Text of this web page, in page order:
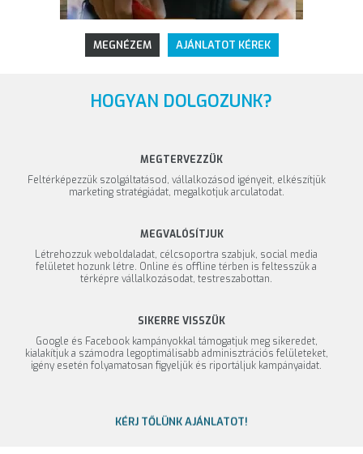
MEGNÉZEM AJÁNLATOT KÉREK
HOGYAN DOLGOZUNK?
MEGTERVEZZÜK
Feltérképezzük szolgáltatásod, vállalkozásod igényeit, elkészítjük
marketing stratégiádat, megalkotjuk arculatodat.
MEGVALÓSÍTJUK
Létrehozzuk weboldaladat, célcsoportra szabjuk, social media
felületet hozunk létre. Online és offline térben is feltesszük a
térképre vállalkozásodat, testreszabottan.
SIKERRE VISSZÜK
Google és Facebook kampányokkal támogatjuk meg sikeredet,
kialakítjuk a számodra legoptimálisabb adminisztrációs felületeket,
igény esetén folyamatosan figyeljük és riportáljuk kampányaidat.
KÉRJ TŐLÜNK AJÁNLATOT!